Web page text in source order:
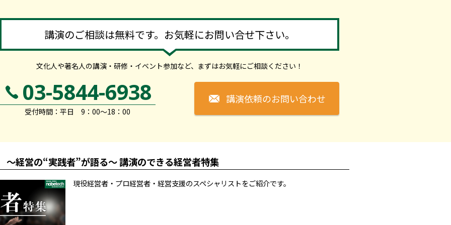
講演のご相談は無料です。お気軽にお問い合せ下さい。
文化人や著名人の講演・研修・イベント参加など、 まずはお気軽にご相談ください！
03-5844-6938
受付時間：平日 9：00～18：00
講演依頼のお問い合わせ
～経営の“実践者”が語る～ 講演のできる経営者特集
現役経営者・プロ経営者・経営支援のスペシャリストをご紹介です。